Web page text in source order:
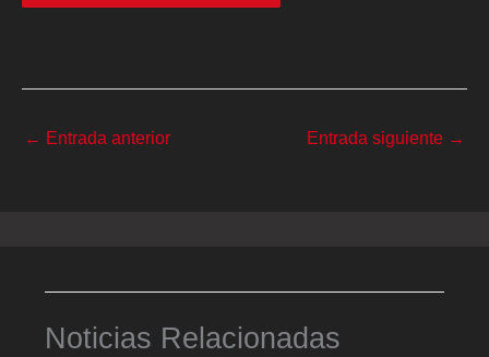
← Entrada anterior Entrada siguiente →
Noticias Relacionadas